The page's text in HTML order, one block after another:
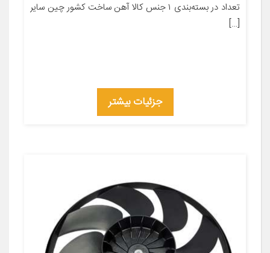
تعداد در بسته‌بندی ۱ جنس کالا آهن ساخت کشور چین سایر
[…]
جزئیات بیشتر